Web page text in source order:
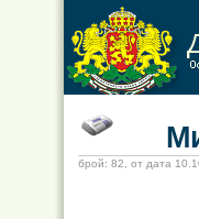
брой: 82, от дата